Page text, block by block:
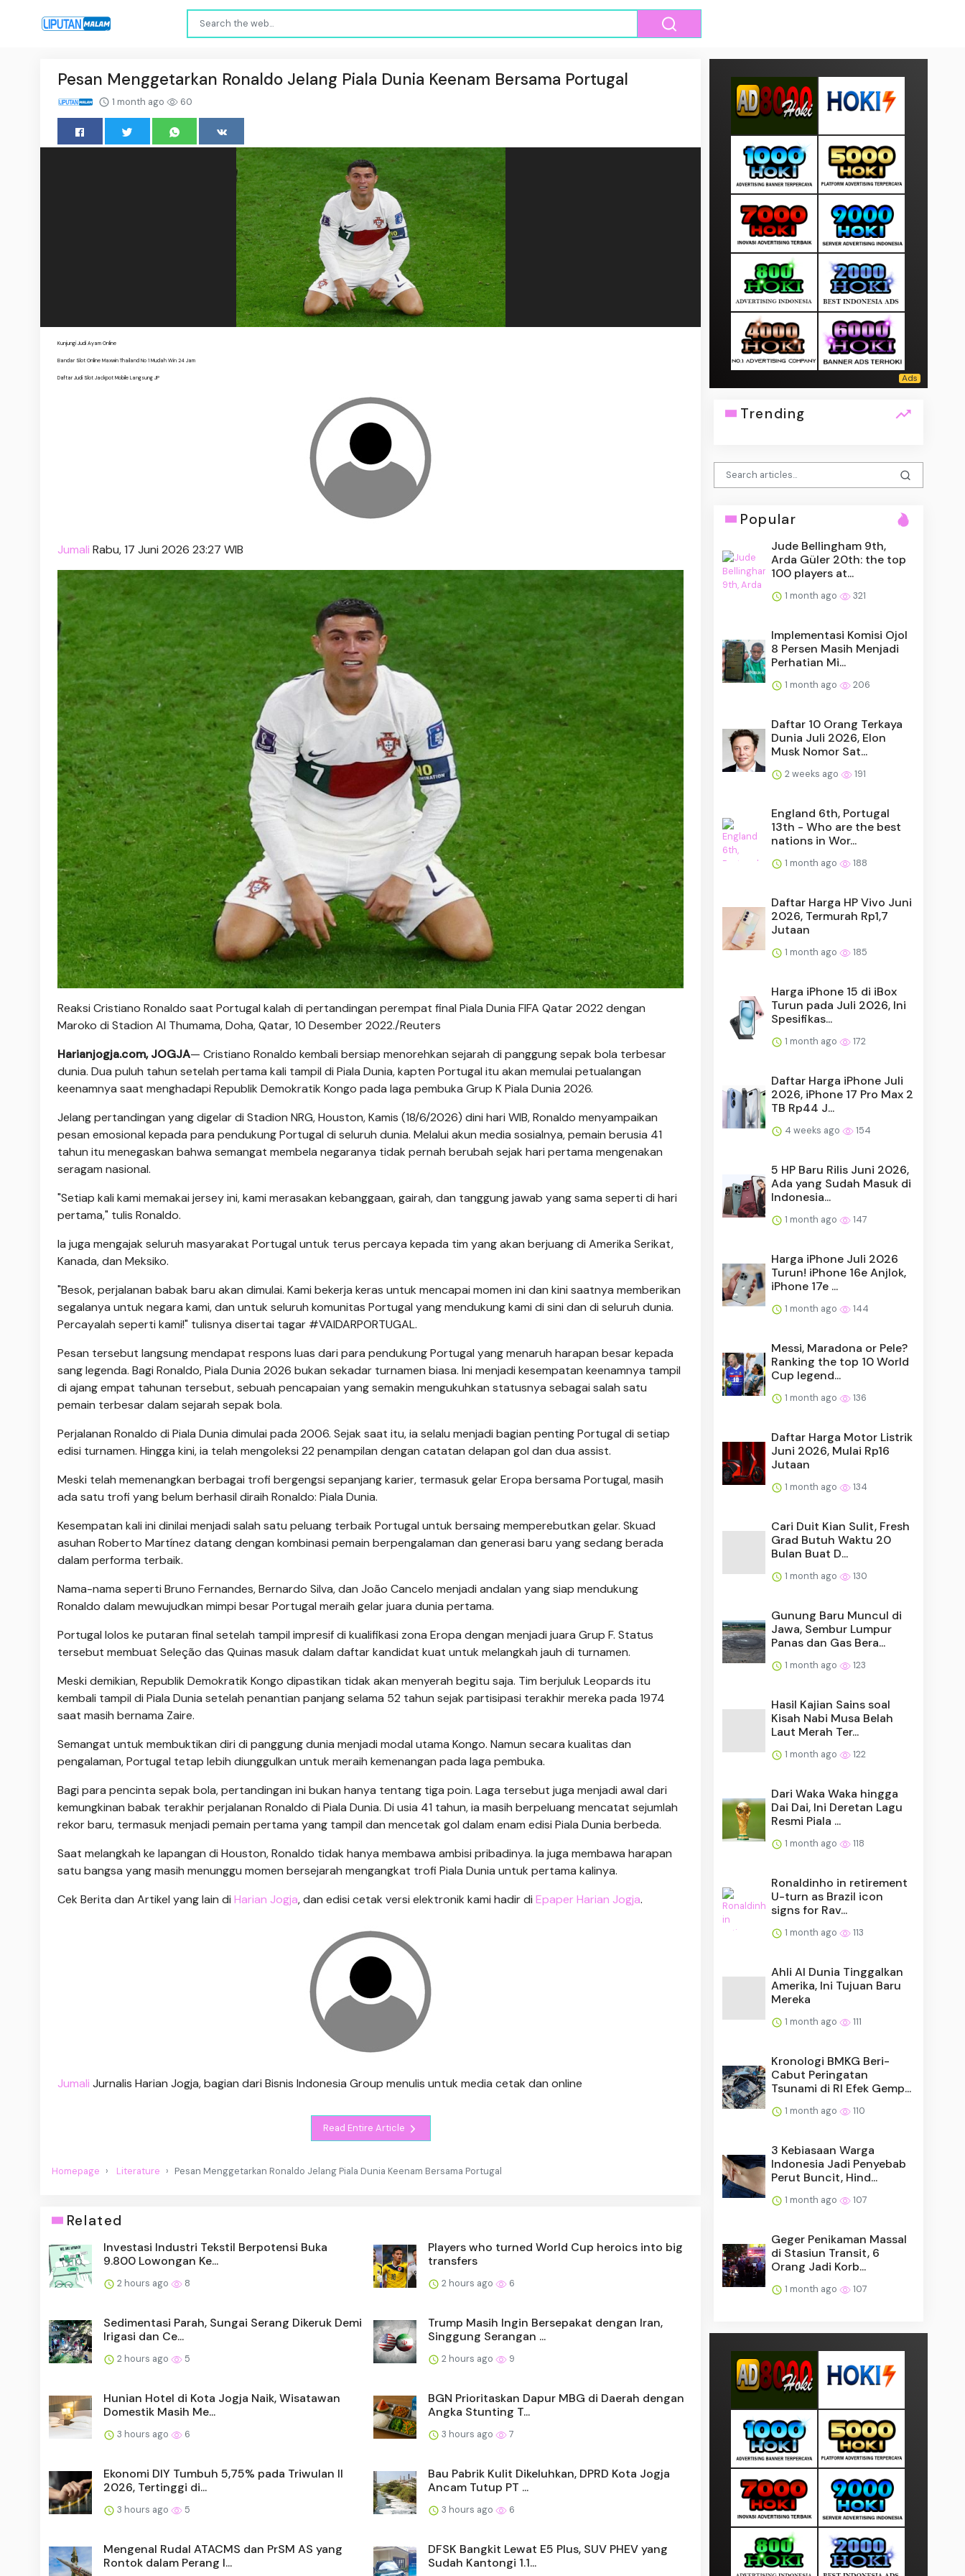
Pesan Menggetarkan Ronaldo Jelang Piala Dunia Keenam Bersama Portugal
1 month ago 60
Kunjungi Judi Ayam Online
Bandar Slot Online Maxwin Thailand No 1 Mudah Win 24 Jam
Daftar Judi Slot Jackpot Mobile Langsung JP
Jumali Rabu, 17 Juni 2026 23:27 WIB
Reaksi Cristiano Ronaldo saat Portugal kalah di pertandingan perempat final Piala Dunia FIFA Qatar 2022 dengan
Maroko di Stadion Al Thumama, Doha, Qatar, 10 Desember 2022./Reuters
Harianjogja.com, JOGJA— Cristiano Ronaldo kembali bersiap menorehkan sejarah di panggung sepak bola terbesar
dunia. Dua puluh tahun setelah pertama kali tampil di Piala Dunia, kapten Portugal itu akan memulai petualangan
keenamnya saat menghadapi Republik Demokratik Kongo pada laga pembuka Grup K Piala Dunia 2026.
Jelang pertandingan yang digelar di Stadion NRG, Houston, Kamis (18/6/2026) dini hari WIB, Ronaldo menyampaikan
pesan emosional kepada para pendukung Portugal di seluruh dunia. Melalui akun media sosialnya, pemain berusia 41
tahun itu menegaskan bahwa semangat membela negaranya tidak pernah berubah sejak hari pertama mengenakan
seragam nasional.
"Setiap kali kami memakai jersey ini, kami merasakan kebanggaan, gairah, dan tanggung jawab yang sama seperti di hari
pertama," tulis Ronaldo.
Ia juga mengajak seluruh masyarakat Portugal untuk terus percaya kepada tim yang akan berjuang di Amerika Serikat,
Kanada, dan Meksiko.
"Besok, perjalanan babak baru akan dimulai. Kami bekerja keras untuk mencapai momen ini dan kini saatnya memberikan
segalanya untuk negara kami, dan untuk seluruh komunitas Portugal yang mendukung kami di sini dan di seluruh dunia.
Percayalah seperti kami!" tulisnya disertai tagar #VAIDARPORTUGAL.
Pesan tersebut langsung mendapat respons luas dari para pendukung Portugal yang menaruh harapan besar kepada
sang legenda. Bagi Ronaldo, Piala Dunia 2026 bukan sekadar turnamen biasa. Ini menjadi kesempatan keenamnya tampil
di ajang empat tahunan tersebut, sebuah pencapaian yang semakin mengukuhkan statusnya sebagai salah satu
pemain terbesar dalam sejarah sepak bola.
Perjalanan Ronaldo di Piala Dunia dimulai pada 2006. Sejak saat itu, ia selalu menjadi bagian penting Portugal di setiap
edisi turnamen. Hingga kini, ia telah mengoleksi 22 penampilan dengan catatan delapan gol dan dua assist.
Meski telah memenangkan berbagai trofi bergengsi sepanjang karier, termasuk gelar Eropa bersama Portugal, masih
ada satu trofi yang belum berhasil diraih Ronaldo: Piala Dunia.
Kesempatan kali ini dinilai menjadi salah satu peluang terbaik Portugal untuk bersaing memperebutkan gelar. Skuad
asuhan Roberto Martínez datang dengan kombinasi pemain berpengalaman dan generasi baru yang sedang berada
dalam performa terbaik.
Nama-nama seperti Bruno Fernandes, Bernardo Silva, dan João Cancelo menjadi andalan yang siap mendukung
Ronaldo dalam mewujudkan mimpi besar Portugal meraih gelar juara dunia pertama.
Portugal lolos ke putaran final setelah tampil impresif di kualifikasi zona Eropa dengan menjadi juara Grup F. Status
tersebut membuat Seleção das Quinas masuk dalam daftar kandidat kuat untuk melangkah jauh di turnamen.
Meski demikian, Republik Demokratik Kongo dipastikan tidak akan menyerah begitu saja. Tim berjuluk Leopards itu
kembali tampil di Piala Dunia setelah penantian panjang selama 52 tahun sejak partisipasi terakhir mereka pada 1974
saat masih bernama Zaire.
Semangat untuk membuktikan diri di panggung dunia menjadi modal utama Kongo. Namun secara kualitas dan
pengalaman, Portugal tetap lebih diunggulkan untuk meraih kemenangan pada laga pembuka.
Bagi para pencinta sepak bola, pertandingan ini bukan hanya tentang tiga poin. Laga tersebut juga menjadi awal dari
kemungkinan babak terakhir perjalanan Ronaldo di Piala Dunia. Di usia 41 tahun, ia masih berpeluang mencatat sejumlah
rekor baru, termasuk menjadi pemain pertama yang tampil dan mencetak gol dalam enam edisi Piala Dunia berbeda.
Saat melangkah ke lapangan di Houston, Ronaldo tidak hanya membawa ambisi pribadinya. Ia juga membawa harapan
satu bangsa yang masih menunggu momen bersejarah mengangkat trofi Piala Dunia untuk pertama kalinya.
Cek Berita dan Artikel yang lain di Harian Jogja, dan edisi cetak versi elektronik kami hadir di Epaper Harian Jogja.
Jumali Jurnalis Harian Jogja, bagian dari Bisnis Indonesia Group menulis untuk media cetak dan online
Read Entire Article
Homepage Literature Pesan Menggetarkan Ronaldo Jelang Piala Dunia Keenam Bersama Portugal
Related
Investasi Industri Tekstil Berpotensi Buka
9.800 Lowongan Ke...
2 hours ago 8
Players who turned World Cup heroics into big
transfers
2 hours ago 6
Sedimentasi Parah, Sungai Serang Dikeruk Demi
Irigasi dan Ce...
2 hours ago 5
Trump Masih Ingin Bersepakat dengan Iran,
Singgung Serangan ...
2 hours ago 9
Hunian Hotel di Kota Jogja Naik, Wisatawan
Domestik Masih Me...
3 hours ago 6
BGN Prioritaskan Dapur MBG di Daerah dengan
Angka Stunting T...
3 hours ago 7
Ekonomi DIY Tumbuh 5,75% pada Triwulan II
2026, Tertinggi di...
3 hours ago 5
Bau Pabrik Kulit Dikeluhkan, DPRD Kota Jogja
Ancam Tutup PT ...
3 hours ago 6
Mengenal Rudal ATACMS dan PrSM AS yang
Rontok dalam Perang I...
DFSK Bangkit Lewat E5 Plus, SUV PHEV yang
Sudah Kantongi 1.1...
Trending
Popular
Jude Bellingham 9th,
Arda Güler 20th: the top
100 players at...
1 month ago 321
Implementasi Komisi Ojol
8 Persen Masih Menjadi
Perhatian Mi...
1 month ago 206
Daftar 10 Orang Terkaya
Dunia Juli 2026, Elon
Musk Nomor Sat...
2 weeks ago 191
England 6th, Portugal
13th - Who are the best
nations in Wor...
1 month ago 188
Daftar Harga HP Vivo Juni
2026, Termurah Rp1,7
Jutaan
1 month ago 185
Harga iPhone 15 di iBox
Turun pada Juli 2026, Ini
Spesifikas...
1 month ago 172
Daftar Harga iPhone Juli
2026, iPhone 17 Pro Max 2
TB Rp44 J...
4 weeks ago 154
5 HP Baru Rilis Juni 2026,
Ada yang Sudah Masuk di
Indonesia...
1 month ago 147
Harga iPhone Juli 2026
Turun! iPhone 16e Anjlok,
iPhone 17e ...
1 month ago 144
Messi, Maradona or Pele?
Ranking the top 10 World
Cup legend...
1 month ago 136
Daftar Harga Motor Listrik
Juni 2026, Mulai Rp16
Jutaan
1 month ago 134
Cari Duit Kian Sulit, Fresh
Grad Butuh Waktu 20
Bulan Buat D...
1 month ago 130
Gunung Baru Muncul di
Jawa, Sembur Lumpur
Panas dan Gas Bera...
1 month ago 123
Hasil Kajian Sains soal
Kisah Nabi Musa Belah
Laut Merah Ter...
1 month ago 122
Dari Waka Waka hingga
Dai Dai, Ini Deretan Lagu
Resmi Piala ...
1 month ago 118
Ronaldinho in retirement
U-turn as Brazil icon
signs for Rav...
1 month ago 113
Ahli AI Dunia Tinggalkan
Amerika, Ini Tujuan Baru
Mereka
1 month ago 111
Kronologi BMKG Beri-
Cabut Peringatan
Tsunami di RI Efek Gemp...
1 month ago 110
3 Kebiasaan Warga
Indonesia Jadi Penyebab
Perut Buncit, Hind...
1 month ago 107
Geger Penikaman Massal
di Stasiun Transit, 6
Orang Jadi Korb...
1 month ago 107